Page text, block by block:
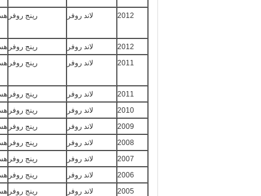
2012 لاند روفر رينج روفر هس
2012
لاند روفر رينج روفر هس
2011
لاند روفر رينج روفر هس
2011
لاند روفر رينج روفر هس
2010
لاند روفر رينج روفر هس
2009
لاند روفر رينج روفر هس
2008
لاند روفر رينج روفر هس
2007
لاند روفر رينج روفر هس
2006
لاند روفر رينج روفر هس
2005
لاند روفر رينج روفر هس